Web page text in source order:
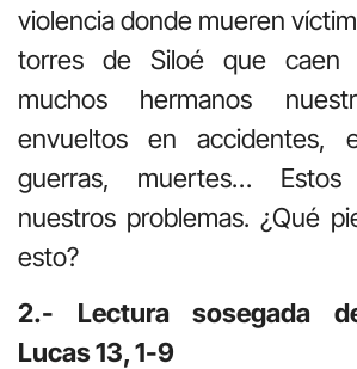
violencia donde mueren
torres de Siloé que caen
muchos hermanos
envueltos en accidentes,
guerras, muertes…
nuestros problemas. ¿Qué
esto?
2.- Lectura sosegada
Lucas 13, 1-9